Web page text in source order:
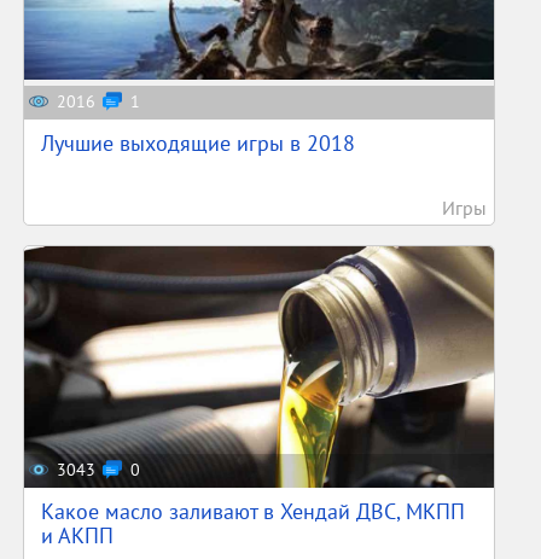
2016 1
Лучшие выходящие игры в 2018
Игры
3043 0
Какое масло заливают в Хендай ДВС, МКПП
и АКПП